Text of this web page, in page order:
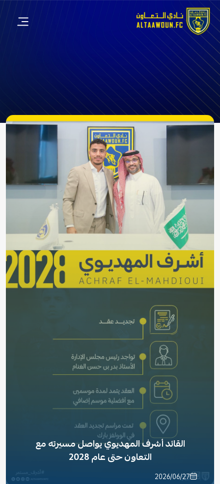
القائد أشرف المهديوي يواصل مسيرته مع
التعاون حتى عام 2028
2026/06/27